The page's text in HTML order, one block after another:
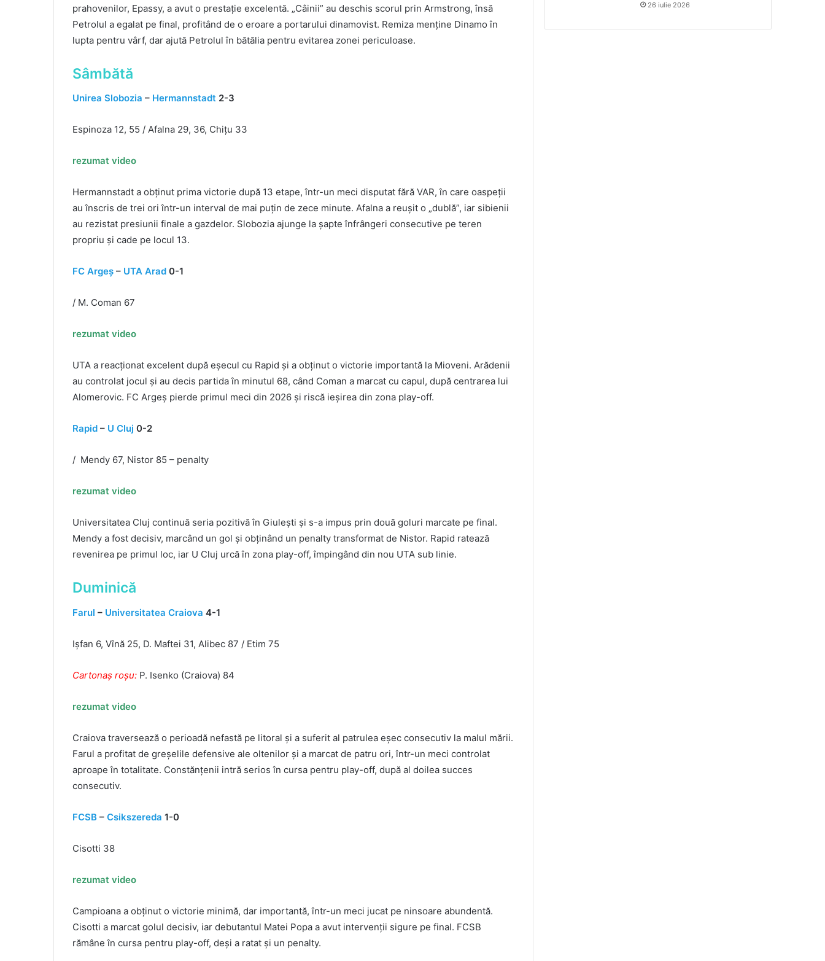
prahovenilor, Epassy, a avut o prestație excelentă. „Câinii” au deschis scorul prin Armstrong, însă
Petrolul a egalat pe final, profitând de o eroare a portarului dinamovist. Remiza menține Dinamo în
lupta pentru vârf, dar ajută Petrolul în bătălia pentru evitarea zonei periculoase.
Sâmbătă
Unirea Slobozia – Hermannstadt 2-3
Espinoza 12, 55 / Afalna 29, 36, Chițu 33
rezumat video
Hermannstadt a obținut prima victorie după 13 etape, într-un meci disputat fără VAR, în care oaspeții
au înscris de trei ori într-un interval de mai puțin de zece minute. Afalna a reușit o „dublă”, iar sibienii
au rezistat presiunii finale a gazdelor. Slobozia ajunge la șapte înfrângeri consecutive pe teren
propriu și cade pe locul 13.
FC Argeș – UTA Arad 0-1
/ M. Coman 67
rezumat video
UTA a reacționat excelent după eșecul cu Rapid și a obținut o victorie importantă la Mioveni. Arădenii
au controlat jocul și au decis partida în minutul 68, când Coman a marcat cu capul, după centrarea lui
Alomerovic. FC Argeș pierde primul meci din 2026 și riscă ieșirea din zona play-off.
Rapid – U Cluj 0-2
/ Mendy 67, Nistor 85 – penalty
rezumat video
Universitatea Cluj continuă seria pozitivă în Giulești și s-a impus prin două goluri marcate pe final.
Mendy a fost decisiv, marcând un gol și obținând un penalty transformat de Nistor. Rapid ratează
revenirea pe primul loc, iar U Cluj urcă în zona play-off, împingând din nou UTA sub linie.
Duminică
Farul – Universitatea Craiova 4-1
Ișfan 6, Vînă 25, D. Maftei 31, Alibec 87 / Etim 75
Cartonaș roșu: P. Isenko (Craiova) 84
rezumat video
Craiova traversează o perioadă nefastă pe litoral și a suferit al patrulea eșec consecutiv la malul mării.
Farul a profitat de greșelile defensive ale oltenilor și a marcat de patru ori, într-un meci controlat
aproape în totalitate. Constănțenii intră serios în cursa pentru play-off, după al doilea succes
consecutiv.
FCSB – Csikszereda 1-0
Cisotti 38
rezumat video
Campioana a obținut o victorie minimă, dar importantă, într-un meci jucat pe ninsoare abundentă.
Cisotti a marcat golul decisiv, iar debutantul Matei Popa a avut intervenții sigure pe final. FCSB
rămâne în cursa pentru play-off, deși a ratat și un penalty.
26 iulie 2026